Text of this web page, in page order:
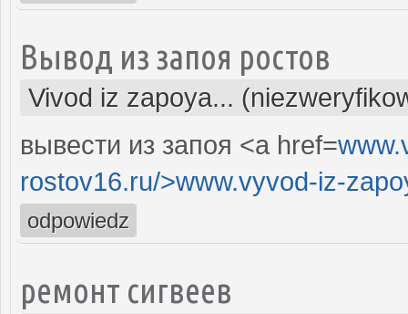
Вывод из запоя ростов
Vivod iz zapoya...
вывести из запоя <a href=
rostov16.ru/>www.vyvod-iz-
odpowiedz
ремонт сигвеев